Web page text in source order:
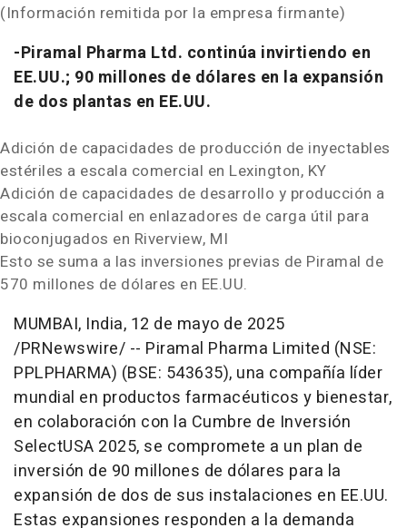
(Información remitida por la empresa firmante)
-Piramal Pharma Ltd. continúa invirtiendo en
EE.UU.; 90 millones de dólares en la expansión
de dos plantas en EE.UU.
Adición de capacidades de producción de inyectables
estériles a escala comercial en Lexington, KY
Adición de capacidades de desarrollo y producción a
escala comercial en enlazadores de carga útil para
bioconjugados en Riverview, MI
Esto se suma a las inversiones previas de Piramal de
570 millones de dólares en EE.UU.
MUMBAI, India, 12 de mayo de 2025
/PRNewswire/ -- Piramal Pharma Limited (NSE:
PPLPHARMA) (BSE: 543635), una compañía líder
mundial en productos farmacéuticos y bienestar,
en colaboración con la Cumbre de Inversión
SelectUSA 2025, se compromete a un plan de
inversión de 90 millones de dólares para la
expansión de dos de sus instalaciones en EE.UU.
Estas expansiones responden a la demanda